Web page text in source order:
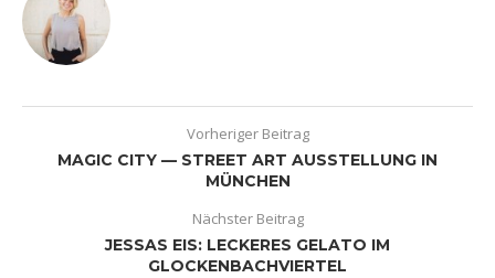
Vorheriger Beitrag
MAGIC CITY — STREET ART AUSSTELLUNG IN
MÜNCHEN
Nächster Beitrag
JESSAS EIS: LECKERES GELATO IM
GLOCKENBACHVIERTEL